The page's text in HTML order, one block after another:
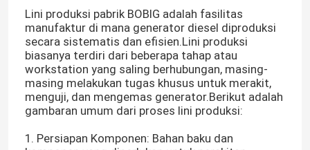
Lini produksi pabrik BOBIG adalah fasilitas
manufaktur di mana generator diesel diproduksi
secara sistematis dan efisien.Lini produksi
biasanya terdiri dari beberapa tahap atau
workstation yang saling berhubungan, masing-
masing melakukan tugas khusus untuk merakit,
menguji, dan mengemas generator.Berikut adalah
gambaran umum dari proses lini produksi:
1. Persiapan Komponen: Bahan baku dan